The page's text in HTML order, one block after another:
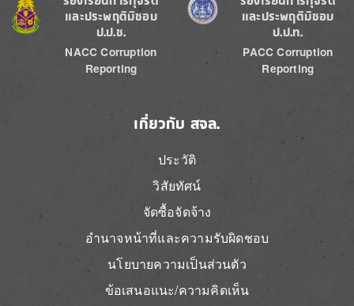
และประพฤติมิชอบ
ป.ป.ช.
NACC Corruption
Reporting
และประพฤติมิชอบ
ป.ป.ท.
PACC Corruption
Reporting
เกี่ยวกับ สจล.
ประวัติ
วิสัยทัศน์
จัดซื้อจัดจ้าง
อำนาจหน้าที่และความรับผิดชอบ
นโยบายความเป็นส่วนตัว
ข้อเสนอแนะ/ความคิดเห็น